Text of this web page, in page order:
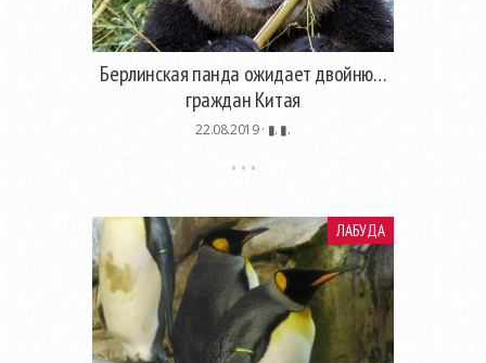
Берлинская панда ожидает двойню…
граждан Китая
22.08.2019 · ▮. ▮.
ЛАБУДА